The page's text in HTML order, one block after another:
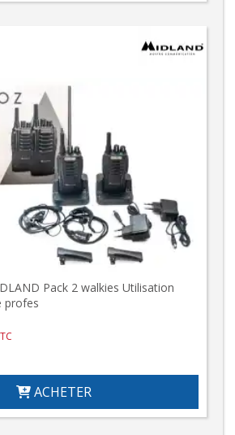
Pack 2 walkies Utilisation
profes
ACHETER